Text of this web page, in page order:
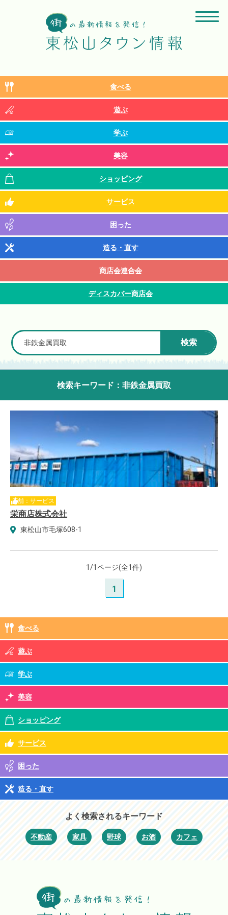
食べる
遊ぶ
学ぶ
美容
ショッピング
サービス
困った
造る・直す
商店会連合会
ディスカバー商店会
検索
検索キーワード：非鉄金属買取
店舗：サービス
栄商店株式会社
東松山市毛塚608-1
1/1ページ(全1件)
1
食べる
遊ぶ
学ぶ
美容
ショッピング
サービス
困った
造る・直す
よく検索されるキーワード
不動産 家具 野球 お酒 カフェ